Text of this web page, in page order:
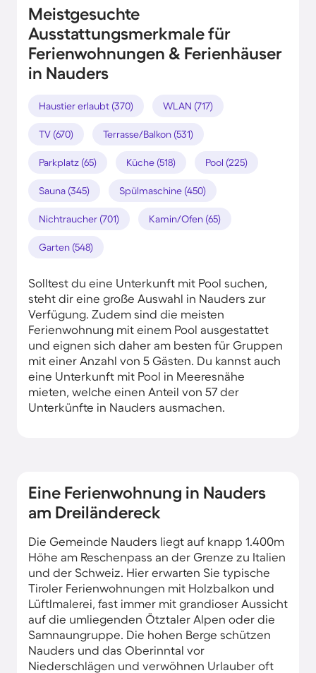
Meistgesuchte
Ausstattungsmerkmale für
Ferienwohnungen & Ferienhäuser
in Nauders
Haustier erlaubt (370) WLAN (717)
TV (670) Terrasse/Balkon (531)
Parkplatz (65) Küche (518) Pool (225)
Sauna (345) Spülmaschine (450)
Nichtraucher (701) Kamin/Ofen (65)
Garten (548)
Solltest du eine Unterkunft mit Pool suchen,
steht dir eine große Auswahl in Nauders zur
Verfügung. Zudem sind die meisten
Ferienwohnung mit einem Pool ausgestattet
und eignen sich daher am besten für Gruppen
mit einer Anzahl von 5 Gästen. Du kannst auch
eine Unterkunft mit Pool in Meeresnähe
mieten, welche einen Anteil von 57 der
Unterkünfte in Nauders ausmachen.
Eine Ferienwohnung in Nauders
am Dreiländereck
Die Gemeinde Nauders liegt auf knapp 1.400m
Höhe am Reschenpass an der Grenze zu Italien
und der Schweiz. Hier erwarten Sie typische
Tiroler Ferienwohnungen mit Holzbalkon und
Lüftlmalerei, fast immer mit grandioser Aussicht
auf die umliegenden Ötztaler Alpen oder die
Samnaungruppe. Die hohen Berge schützen
Nauders und das Oberinntal vor
Niederschlägen und verwöhnen Urlauber oft